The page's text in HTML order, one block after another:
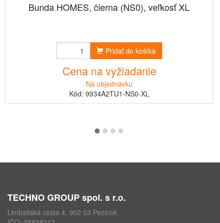
Bunda HOMES, čierna (NS0), veľkosť XL
Pridať do košíka
Cena na vyžiadanie
Na objednávku
Kód: 9934A2TU1-NS0-XL
TECHNO GROUP spol. s r.o.
Limbašská cesta 4, 902 03 Pezinok